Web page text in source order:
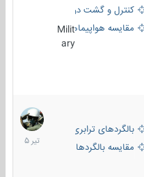
کنترل و گشت دریایی
مقایسه هواپیماهاMilit
ary
بالگردهای ترابری
مقایسه بالگردها
22
تیر
1405